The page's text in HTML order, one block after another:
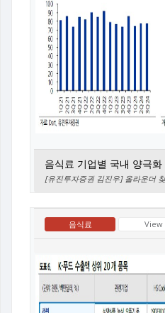
음식료 기업별 국내 양극
[유진투자증권 김진우] 올라운더
음식료 View